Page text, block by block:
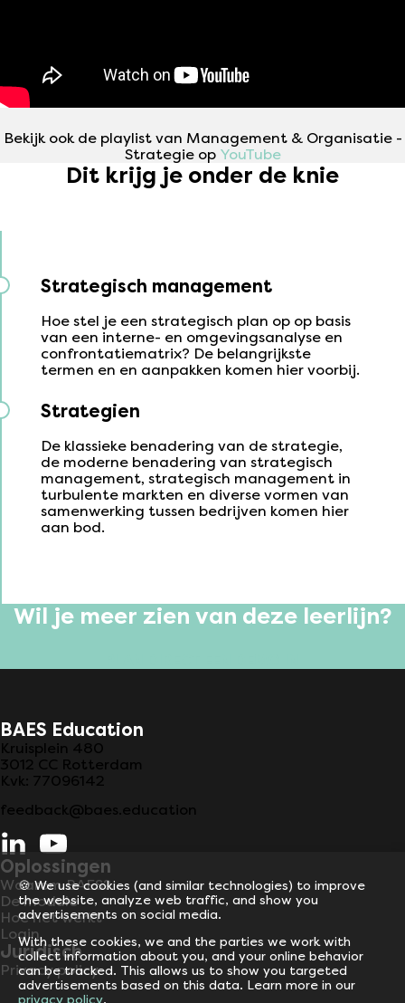
Bekijk ook de playlist van Management & Organisatie -
Strategie op YouTube
Dit krijg je onder de knie
Strategisch management
Hoe stel je een strategisch plan op op basis
van een interne- en omgevingsanalyse en
confrontatiematrix? De belangrijkste
termen en en aanpakken komen hier voorbij.
Strategien
De klassieke benadering van de strategie,
de moderne benadering van strategisch
management, strategisch management in
turbulente markten en diverse vormen van
samenwerking tussen bedrijven komen hier
aan bod.
Wil je meer zien van deze leerlijn?
BAES Education
Kruisplein 480
3012 CC Rotterdam
Kvk: 77096142
feedback@baes.education
Oplossingen
Waarom BAES?
De module
Hoe het werkt
Login
Juridisch
Privacy policy
🍪 We use cookies (and similar technologies) to improve
the website, analyze web traffic, and show you
advertisements on social media.
With these cookies, we and the parties we work with
collect information about you, and your online behavior
can be tracked. This allows us to show you targeted
advertisements based on this data. Learn more in our
privacy policy.